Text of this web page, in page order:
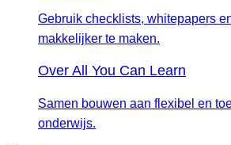
Gebruik checklists, whitepapers
makkelijker te maken.
Over All You Can Learn
Samen bouwen aan flexibel en
onderwijs.